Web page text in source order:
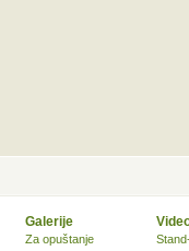
Galerije
Za opuštanje